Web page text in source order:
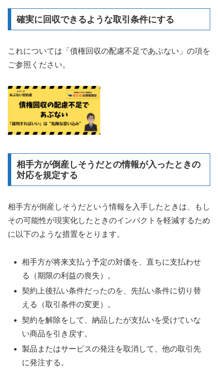
確実に回収できるような取引条件にする
これについては「債権回収の配慮不足であぶない」の項を
ご参照ください。
相手方が倒産しそうだとの情報が入ったときの
対応を規定する
相手方が倒産しそうだという情報を入手したときは、もし
その可能性が現実化したときのインパクトを軽減するため
に以下のような措置をとります。
相手方が将来支払う予定の対価を、直ちに支払わせ
る（期限の利益の喪失）。
契約上後払い条件だったのを、先払い条件に切り替
える（取引条件の変更）。
契約を解除をして、納品したが支払いを受けていな
い商品を引き戻す。
製品またはサービスの発注を取消して、他の取引先
に発注する。